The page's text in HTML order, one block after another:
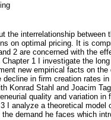
the interrelationship between
on optimal pricing. It is
2 are concerned with the
1 I investigate the
new empirical facts on the
in firm creation rates
Konrad Stahl and Joacim
quality and variation
I analyze a theoretical model
demand he faces which